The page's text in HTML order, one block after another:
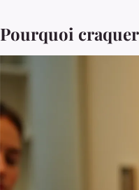
Pourquoi